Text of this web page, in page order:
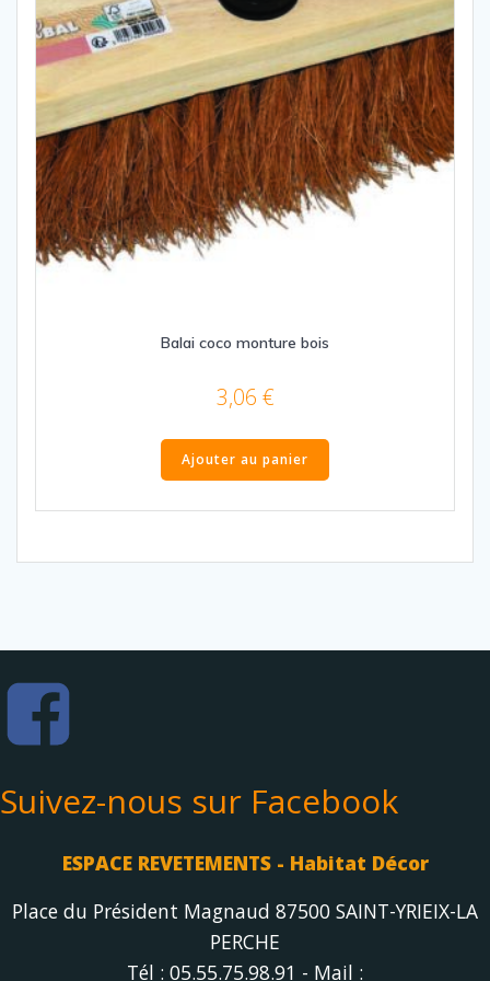
page
du
produit
Balai coco monture bois
3,06 €
Ajouter au panier
Suivez-nous sur Facebook
ESPACE REVETEMENTS - Habitat Décor
Place du Président Magnaud 87500 SAINT-YRIEIX-LA
PERCHE
Tél : 05.55.75.98.91 - Mail :